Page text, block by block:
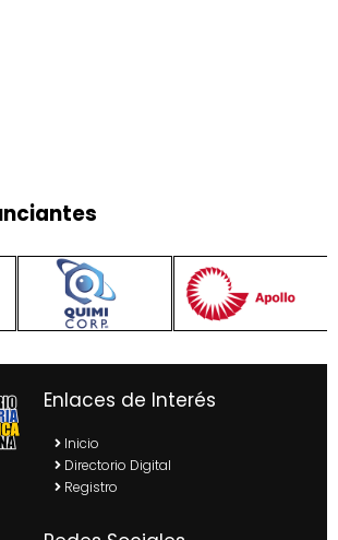
Enlaces de Interés
Inicio
Directorio Digital
Registro